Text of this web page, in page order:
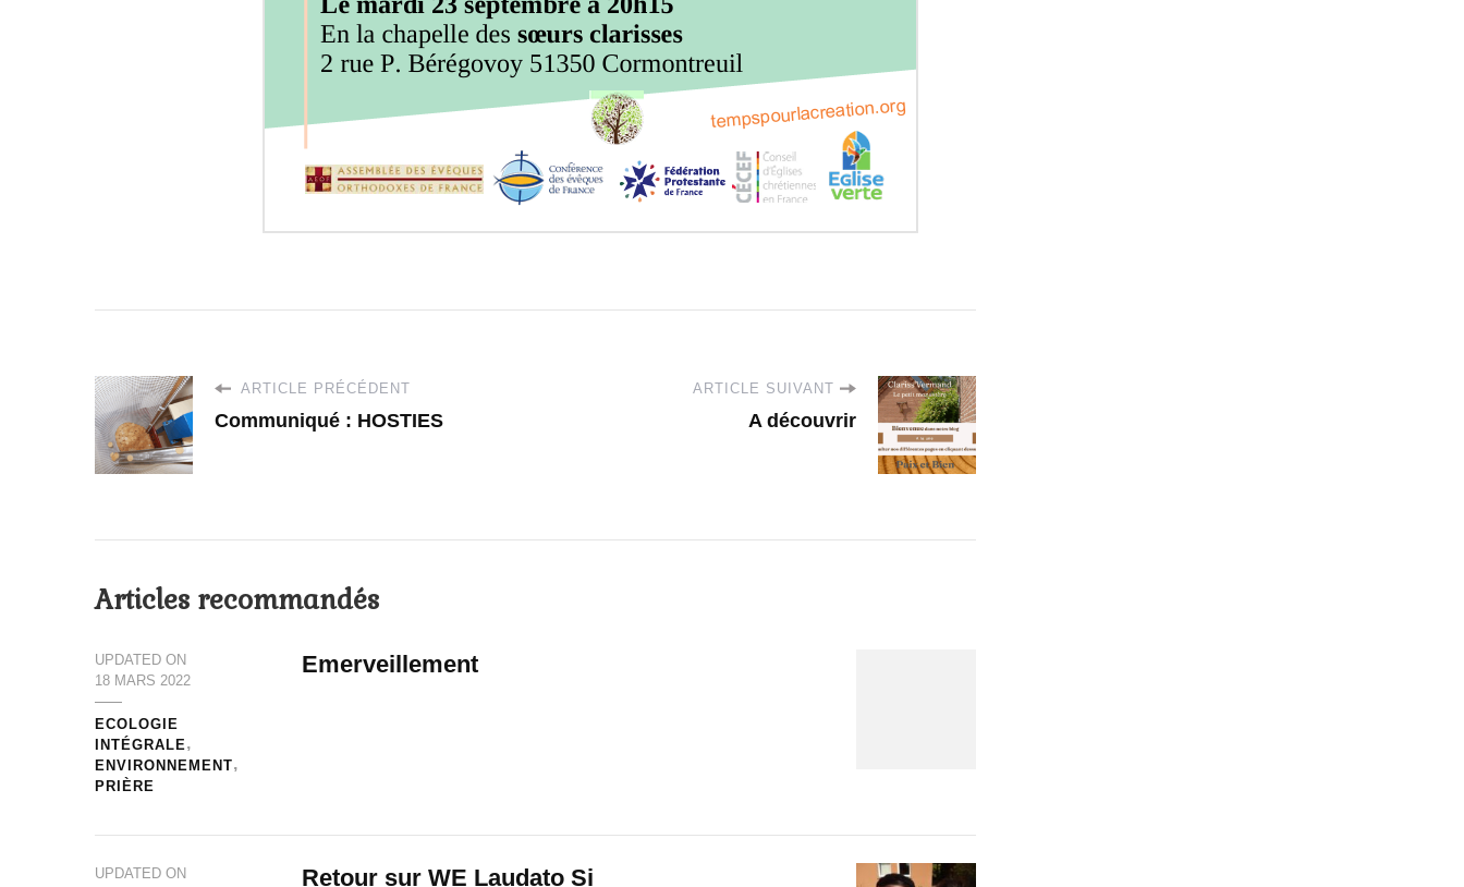
ARTICLE PRÉCÉDENT
Communiqué : HOSTIES
ARTICLE SUIVANT
A découvrir
Articles recommandés
UPDATED ON
18 MARS 2022
ECOLOGIE
INTÉGRALE
ENVIRONNEMENT
PRIÈRE
Emerveillement
UPDATED ON
Retour sur WE Laudato Si